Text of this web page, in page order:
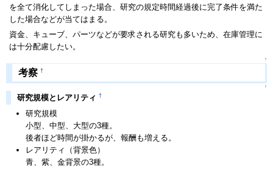
を全て消化してしまった場合、研究の規定時間経過後に完了条件を満た
した場合などが当てはまる。
資金、キューブ、パーツなどが要求される研究も多いため、在庫管理に
は十分配慮したい。
↑
考察 †
↑
研究規模とレアリティ †
研究規模
小型、中型、大型の3種。
後者ほど時間が掛かるが、報酬も増える。
レアリティ（背景色）
青、紫、金背景の3種。